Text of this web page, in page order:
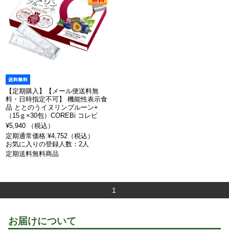
【定期購入】【メール便送料無
料・日時指定不可】 機能性表示食
品 ととのうイヌリンプルーン+
（15ｇ×30包）COREBi コレビ
¥5,940 （税込）
定期通常価格:¥4,752（税込）
お気に入りの登録人数：2人
定期送料無料商品
1